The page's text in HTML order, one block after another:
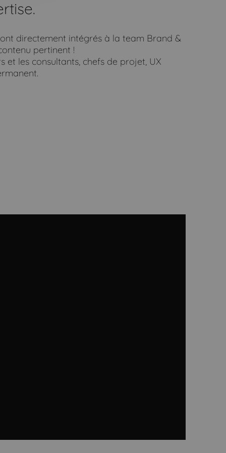
directement intégrés à la team Brand &
pertinent !
et les consultants, chefs de projet, UX